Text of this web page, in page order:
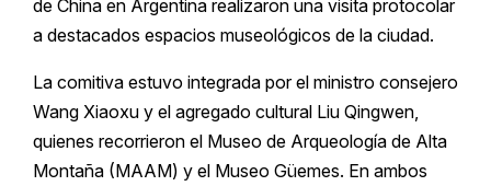
de China en Argentina realizaron una visita protocolar
a destacados espacios museológicos de la ciudad.
La comitiva estuvo integrada por el ministro consejero
Wang Xiaoxu y el agregado cultural Liu Qingwen,
quienes recorrieron el Museo de Arqueología de Alta
Montaña (MAAM) y el Museo Güemes. En ambos